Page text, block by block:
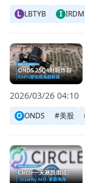
L LBTYB I IRDM
前往【美股研究
OONDS #美股
2026/03/26 04:10
前往【美股焦點